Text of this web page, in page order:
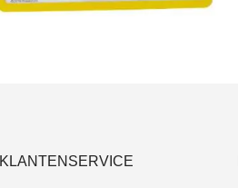
KLANTENSERVICE